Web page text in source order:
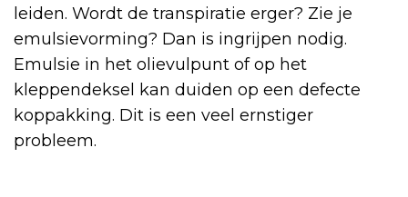
leiden. Wordt de transpiratie erger? Zie je
emulsievorming? Dan is ingrijpen nodig.
Emulsie in het olievulpunt of op het
kleppendeksel kan duiden op een defecte
koppakking. Dit is een veel ernstiger
probleem.